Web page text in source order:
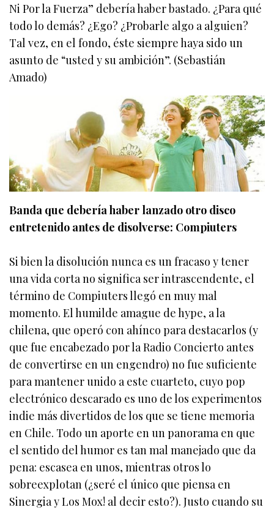
Ni Por la Fuerza” debería haber bastado. ¿Para qué
todo lo demás? ¿Ego? ¿Probarle algo a alguien?
Tal vez, en el fondo, éste siempre haya sido un
asunto de “usted y su ambición”. (Sebastián
Amado)
Banda que debería haber lanzado otro disco
entretenido antes de disolverse: Compiuters
Si bien la disolución nunca es un fracaso y tener
una vida corta no significa ser intrascendente, el
término de Compiuters llegó en muy mal
momento. El humilde amague de hype, a la
chilena, que operó con ahínco para destacarlos (y
que fue encabezado por la Radio Concierto antes
de convertirse en un engendro) no fue suficiente
para mantener unido a este cuarteto, cuyo pop
electrónico descarado es uno de los experimentos
indie más divertidos de los que se tiene memoria
en Chile. Todo un aporte en un panorama en que
el sentido del humor es tan mal manejado que da
pena: escasea en unos, mientras otros lo
sobreexplotan (¿seré el único que piensa en
Sinergia y Los Mox! al decir esto?). Justo cuando su